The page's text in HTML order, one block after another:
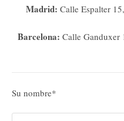
Madrid: Calle Espalter
Barcelona: Calle Ganduxer
Su nombre*